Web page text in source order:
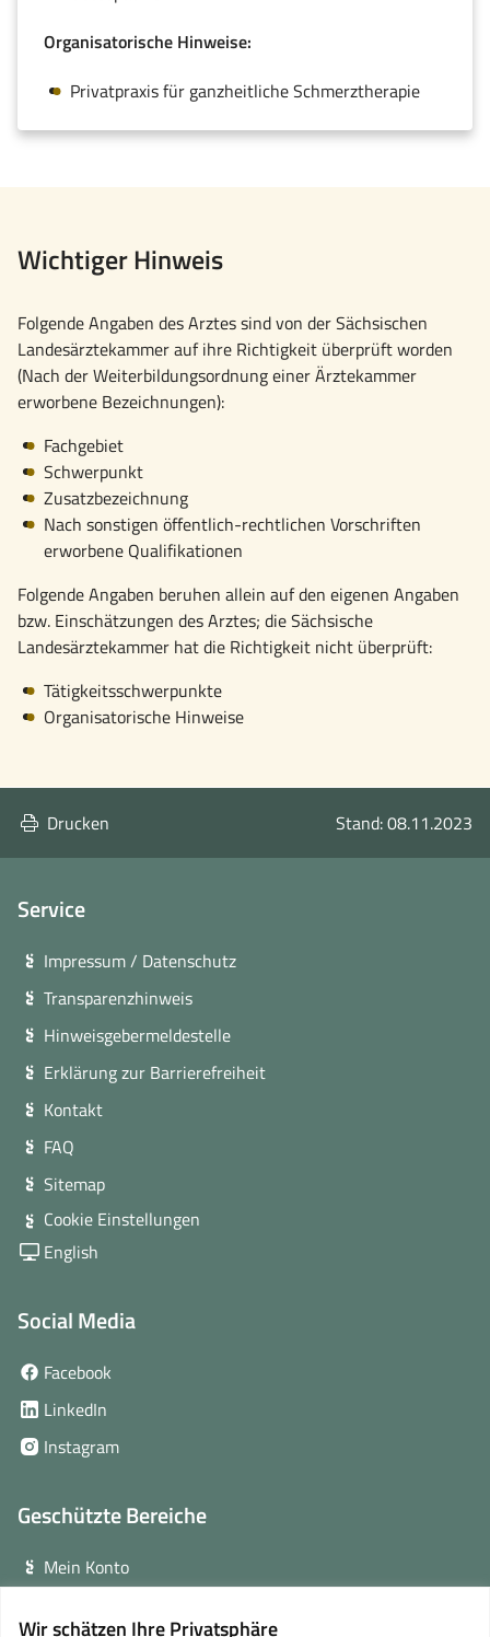
Wir schätzen Ihre Privatsphäre
Organisatorische Hinweise:
Privatpraxis für ganzheitliche Schmerztherapie
Wichtiger Hinweis
Folgende Angaben des Arztes sind von der Sächsischen
Landesärztekammer auf ihre Richtigkeit überprüft worden
(Nach der Weiterbildungsordnung einer Ärztekammer
erworbene Bezeichnungen):
Fachgebiet
Schwerpunkt
Zusatzbezeichnung
Nach sonstigen öffentlich-rechtlichen Vorschriften
erworbene Qualifikationen
Folgende Angaben beruhen allein auf den eigenen Angaben
bzw. Einschätzungen des Arztes; die Sächsische
Landesärztekammer hat die Richtigkeit nicht überprüft:
Tätigkeitsschwerpunkte
Organisatorische Hinweise
Drucken Stand: 08.11.2023
Service
Impressum / Datenschutz
Transparenzhinweis
Hinweisgebermeldestelle
Erklärung zur Barrierefreiheit
Kontakt
FAQ
Sitemap
Cookie Einstellungen
English
Social Media
Facebook
Fenster)
LinkedIn
neuem
Instagram(öffnet
Fenster)
Geschützte Bereiche
Mein Konto